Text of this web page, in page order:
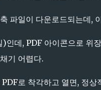
파일이 다운로드되는데,
인데, PDF 아이콘으로 위
기 어렵다.
로 착각하고 열면, 정